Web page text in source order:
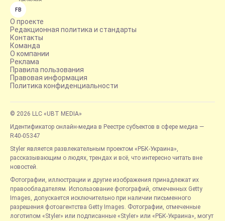
FB
О проекте
Редакционная политика и стандарты
Контакты
Команда
О компании
Реклама
Правила пользования
Правовая информация
Политика конфиденциальности
© 2026 LLC «UBT MEDIA»
Идентификатор онлайн-медиа в Реестре субъектов в сфере медиа —
R40-05347
Styler является развлекательным проектом «РБК-Украина»,
рассказывающим о людях, трендах и всё, что интересно читать вне
новостей.
Фотографии, иллюстрации и другие изображения принадлежат их
правообладателям. Использование фотографий, отмеченных Getty
Images, допускается исключительно при наличии письменного
разрешения фотоагентства Getty Images. Фотографии, отмеченные
логотипом «Styler» или подписанные «Styler» или «РБК-Украина», могут